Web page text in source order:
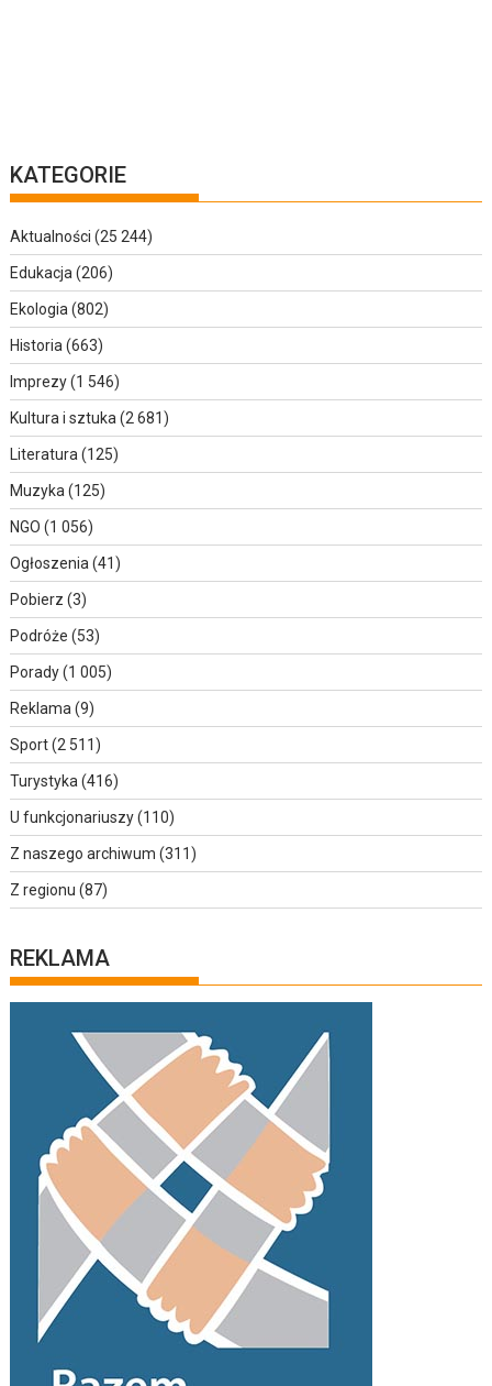
KATEGORIE
Aktualności (25 244)
Edukacja(206)
Ekologia(802)
Historia(663)
Imprezy(1 546)
Kultura i sztuka(2 681)
Literatura(125)
Muzyka(125)
NGO (1 056)
Ogłoszenia(41)
Pobierz (3)
Podróże (53)
Porady(1 005)
Reklama(9)
Sport(2 511)
Turystyka(416)
U funkcjonariuszy(110)
Z naszego archiwum (311)
Z regionu (87)
REKLAMA